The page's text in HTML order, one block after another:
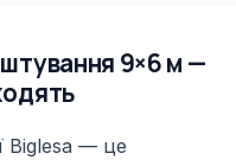
9×6 м —
Biglesa — це